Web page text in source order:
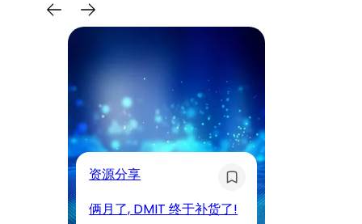
资源分享
俩月了, DMIT 终于补货了!